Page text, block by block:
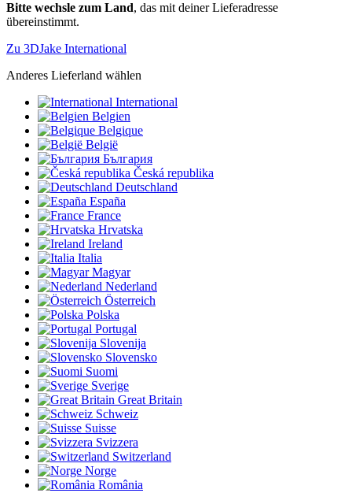
Bitte wechsle zum Land, das mit deiner Lieferadresse
übereinstimmt.
Zu 3DJake International
Anderes Lieferland wählen
International
Belgien
Belgique
België
България
Česká republika
Deutschland
España
France
Hrvatska
Ireland
Italia
Magyar
Nederland
Österreich
Polska
Portugal
Slovenija
Slovensko
Suomi
Sverige
Great Britain
Schweiz
Suisse
Svizzera
Switzerland
Norge
România